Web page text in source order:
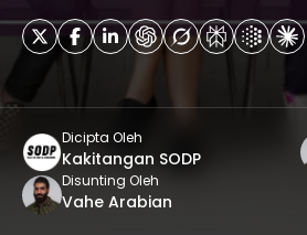
Dicipta Oleh
Kakitangan SODP
Disunting Oleh
Vahe Arabian